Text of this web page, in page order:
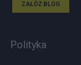
ZAŁÓŻ BLOG
Polityka